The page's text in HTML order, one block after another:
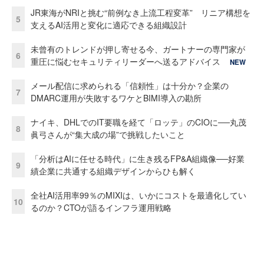
5
JR東海がNRIと挑む“前例なき上流工程変革” リニア構想を
支えるAI活用と変化に適応できる組織設計
6
未曾有のトレンドが押し寄せる今、ガートナーの専門家が
重圧に悩むセキュリティリーダーへ送るアドバイス
NEW
7
メール配信に求められる「信頼性」は十分か？企業の
DMARC運用が失敗するワケとBIMI導入の勘所
8
ナイキ、DHLでのIT要職を経て「ロッテ」のCIOに──丸茂
眞弓さんが“集大成の場”で挑戦したいこと
9
「分析はAIに任せる時代」に生き残るFP&A組織像──好業
績企業に共通する組織デザインからひも解く
10
全社AI活用率99％のMIXIは、いかにコストを最適化してい
るのか？CTOが語るインフラ運用戦略